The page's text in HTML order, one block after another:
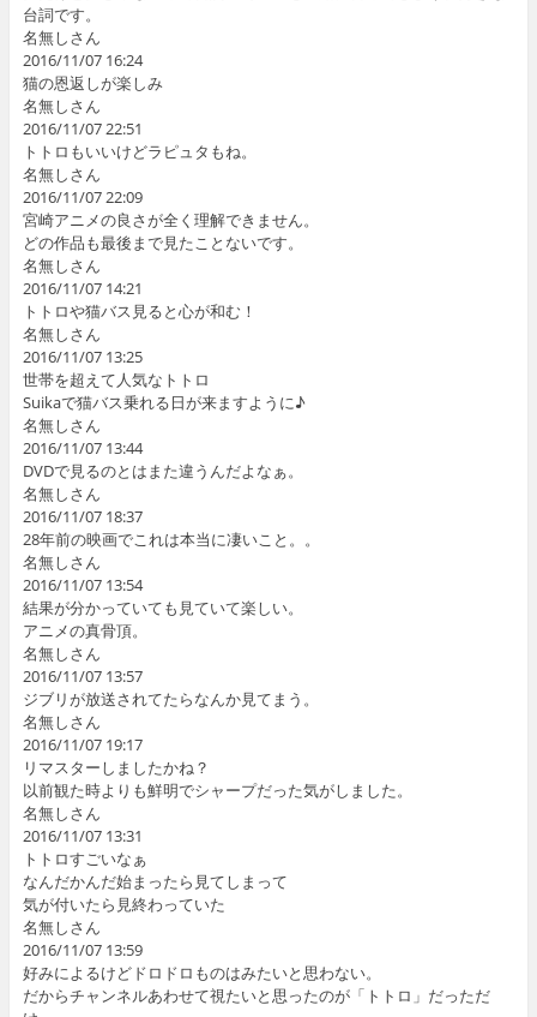
台詞です。
名無しさん
2016/11/07 16:24
猫の恩返しが楽しみ
名無しさん
2016/11/07 22:51
トトロもいいけどラピュタもね。
名無しさん
2016/11/07 22:09
宮崎アニメの良さが全く理解できません。
どの作品も最後まで見たことないです。
名無しさん
2016/11/07 14:21
トトロや猫バス見ると心が和む！
名無しさん
2016/11/07 13:25
世帯を超えて人気なトトロ
Suikaで猫バス乗れる日が来ますように♪
名無しさん
2016/11/07 13:44
DVDで見るのとはまた違うんだよなぁ。
名無しさん
2016/11/07 18:37
28年前の映画でこれは本当に凄いこと。。
名無しさん
2016/11/07 13:54
結果が分かっていても見ていて楽しい。
アニメの真骨頂。
名無しさん
2016/11/07 13:57
ジブリが放送されてたらなんか見てまう。
名無しさん
2016/11/07 19:17
リマスターしましたかね？
以前観た時よりも鮮明でシャープだった気がしました。
名無しさん
2016/11/07 13:31
トトロすごいなぁ
なんだかんだ始まったら見てしまって
気が付いたら見終わっていた
名無しさん
2016/11/07 13:59
好みによるけどドロドロものはみたいと思わない。
だからチャンネルあわせて視たいと思ったのが「トトロ」だっただ